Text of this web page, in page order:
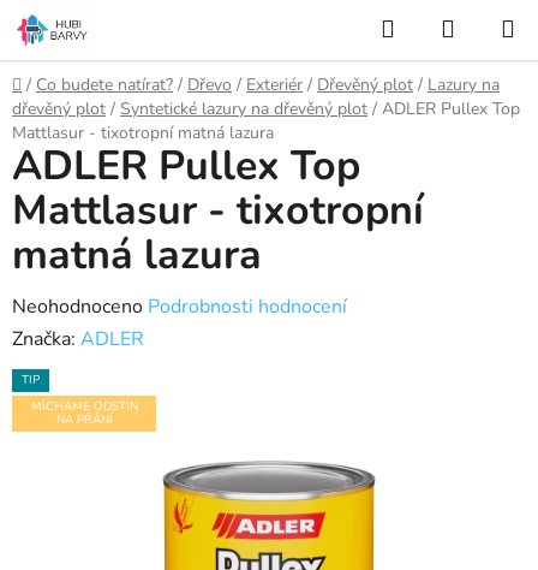
Přejít
na
obsah
Hledat
KOŠÍK
Domů
/ Co budete natírat? / Dřevo / Exteriér / Dřevěný plot / Lazury na
dřevěný plot / Syntetické lazury na dřevěný plot / ADLER Pullex Top
Mattlasur - tixotropní matná lazura
ADLER Pullex Top
Mattlasur - tixotropní
matná lazura
Průměrné
hodnocení
produktu
je
0,0
Neohodnoceno Podrobnosti hodnocení
Značka: ADLER
TIP
MÍCHÁME ODSTÍN
NA PŘÁNÍ